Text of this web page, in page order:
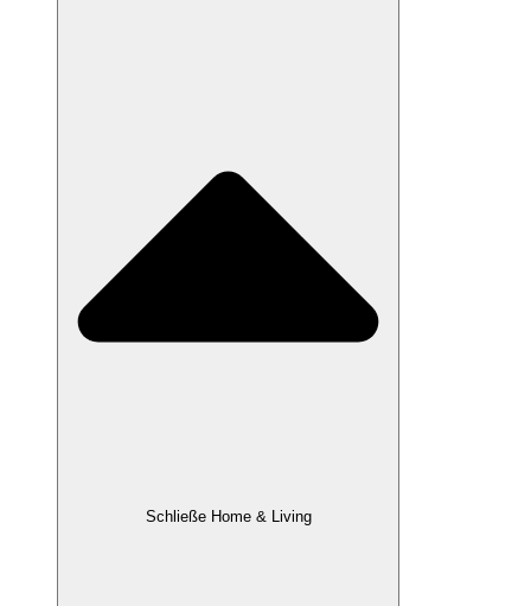
Schließe Home & Living